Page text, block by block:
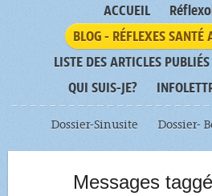
ACCUEIL
BLOG - RÉFLEXES SANTÉ
LISTE DES ARTICLES PUBLIÉS
QUI SUIS-JE?
Dossier-Sinusite Dossier-
Messages